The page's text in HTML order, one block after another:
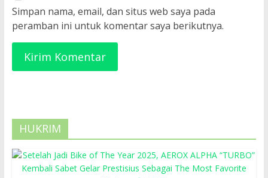
Simpan nama, email, dan situs web saya pada
peramban ini untuk komentar saya berikutnya.
HUKRIM